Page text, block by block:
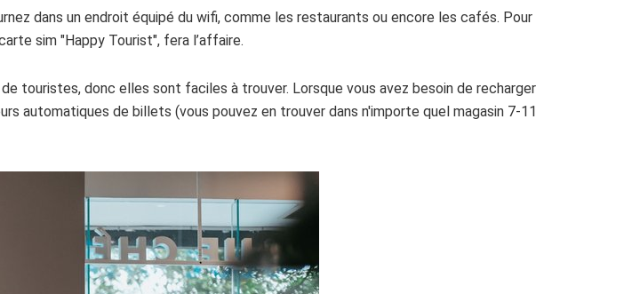
dans un endroit équipé du wifi, comme les restaurants ou encore les cafés. Pour
sim "Happy Tourist", fera l’affaire.
touristes, donc elles sont faciles à trouver. Lorsque vous avez besoin de recharger
automatiques de billets (vous pouvez en trouver dans n'importe quel magasin 7-11